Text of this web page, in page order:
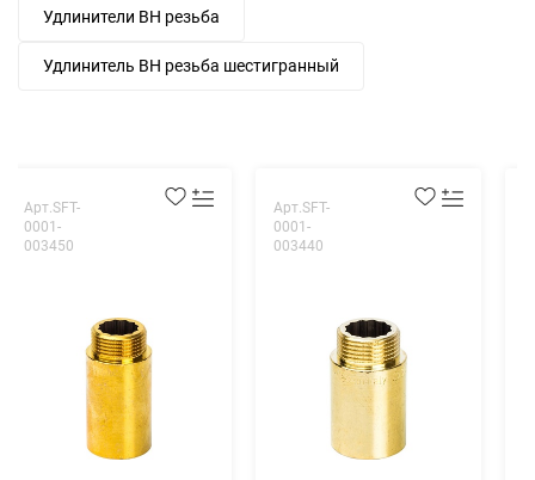
Удлинители ВН резьба
Удлинитель ВН резьба шестигранный
Арт.SFT-
0001-
003450
Арт.SFT-
0001-
003440